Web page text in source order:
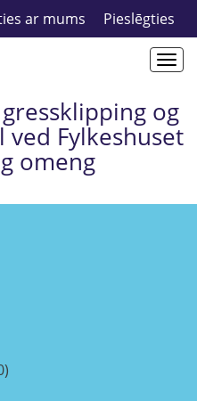
ar mums Pieslēgties
og
Fylkeshuset
omeng